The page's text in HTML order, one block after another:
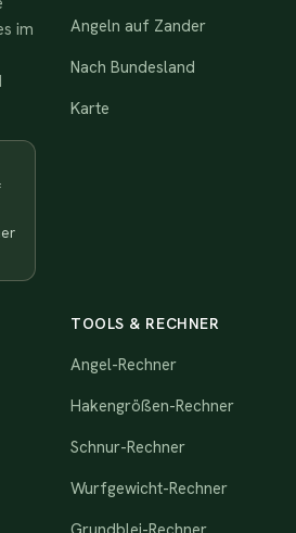
im
Angeln auf Zander
Nach Bundesland
Karte
TOOLS & RECHNER
Angel-Rechner
Hakengrößen-Rechner
Schnur-Rechner
Wurfgewicht-Rechner